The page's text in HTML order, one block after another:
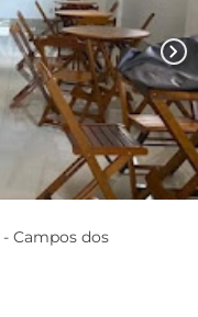
chevron_right